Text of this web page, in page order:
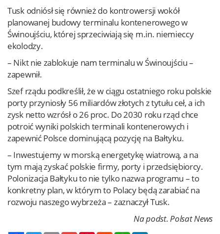
Tusk odniósł się również do kontrowersji wokół
planowanej budowy terminalu kontenerowego w
Świnoujściu, której sprzeciwiają się m.in. niemieccy
ekolodzy.
– Nikt nie zablokuje nam terminalu w Świnoujściu –
zapewnił.
Szef rządu podkreślił, że w ciągu ostatniego roku polskie
porty przyniosły 56 miliardów złotych z tytułu ceł, a ich
zysk netto wzrósł o 26 proc. Do 2030 roku rząd chce
potroić wyniki polskich terminali kontenerowych i
zapewnić Polsce dominującą pozycję na Bałtyku.
– Inwestujemy w morską energetykę wiatrową, a na
tym mają zyskać polskie firmy, porty i przedsiębiorcy.
Polonizacja Bałtyku to nie tylko nazwa programu – to
konkretny plan, w którym to Polacy będą zarabiać na
rozwoju naszego wybrzeża – zaznaczył Tusk.
Na podst. Polsat News